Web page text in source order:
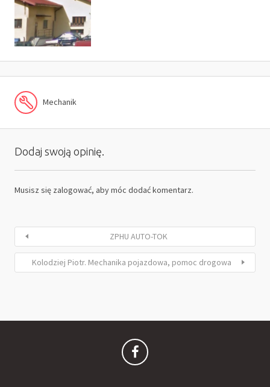
Mechanik
Dodaj swoją opinię.
Musisz się zalogować, aby móc dodać komentarz.
ZPHU AUTO-TOK
Kolodziej Piotr. Mechanika pojazdowa, pomoc drogowa